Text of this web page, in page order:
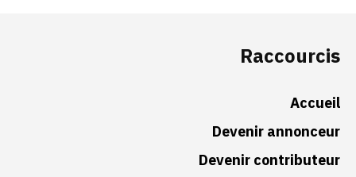
Raccourcis
Accueil
Devenir annonceur
Devenir contributeur